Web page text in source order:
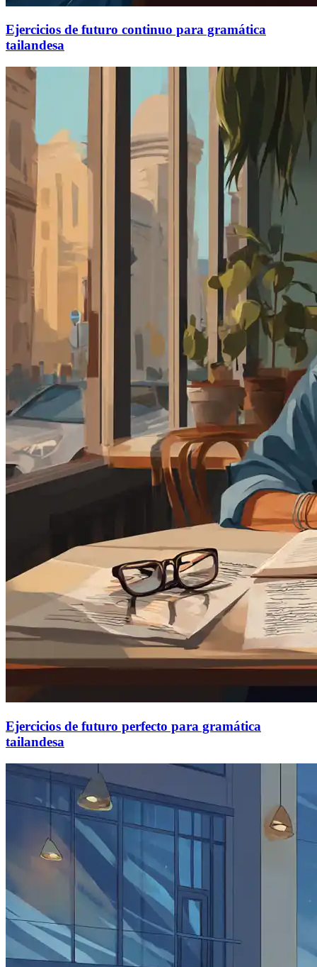
Ejercicios de futuro continuo para gramática
tailandesa
Ejercicios de futuro perfecto para gramática
tailandesa